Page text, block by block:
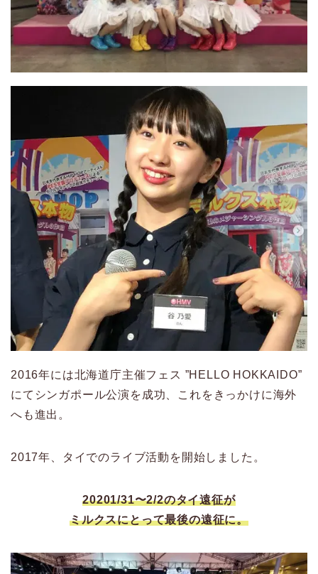
2016年には北海道庁主催フェス ”HELLO HOKKAIDO”
にてシンガポール公演を成功、これをきっかけに海外
へも進出。
2017年、タイでのライブ活動を開始しました。
20201/31〜2/2のタイ遠征が
ミルクスにとって最後の遠征に。